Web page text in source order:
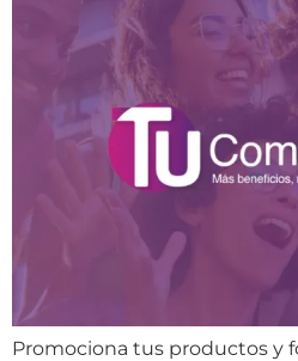
Promociona tus productos y